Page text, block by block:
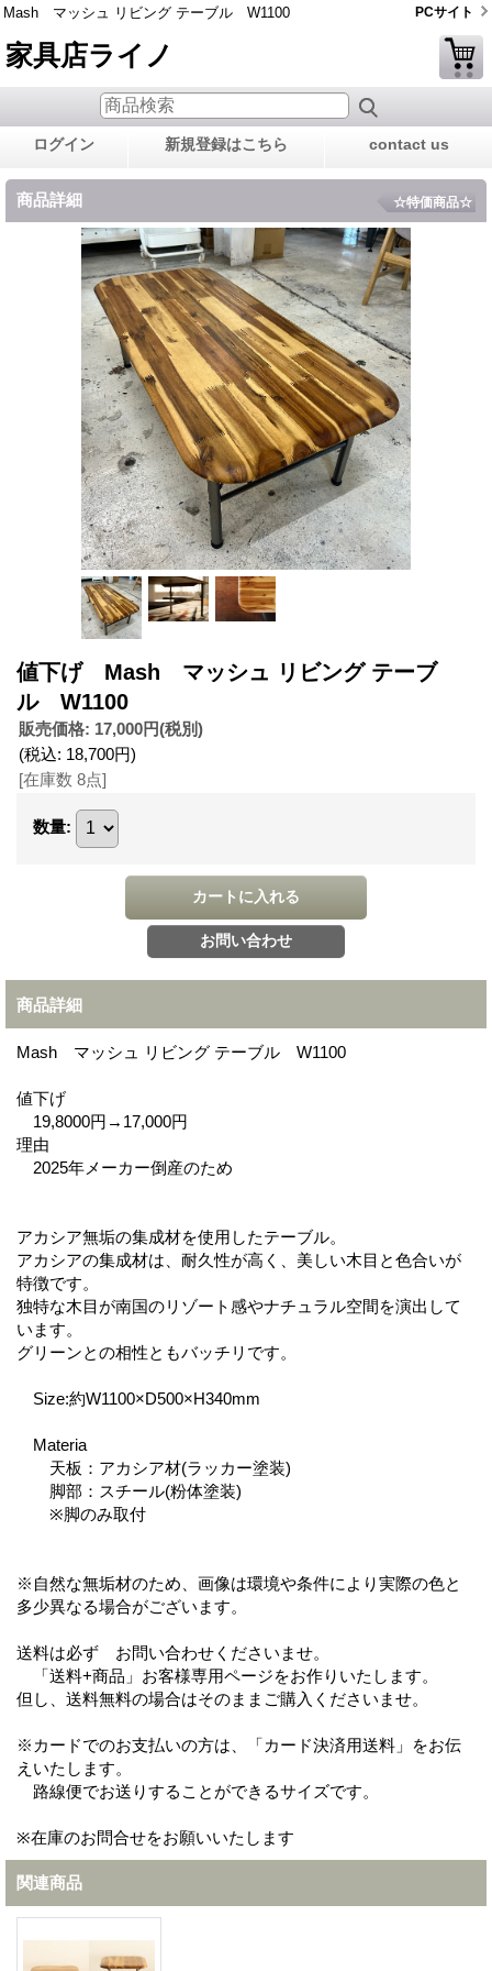
Mash マッシュ リビング テーブル W1100 PCサイト
家具店ライノ
ログイン 新規登録はこちら contact us
商品詳細 ☆特価商品☆
値下げ Mash マッシュ リビング テーブ
ル W1100
販売価格: 17,000円(税別)
(税込: 18,700円)
[在庫数 8点]
数量:
商品詳細
Mash マッシュ リビング テーブル W1100
値下げ
19,8000円→17,000円
理由
2025年メーカー倒産のため
アカシア無垢の集成材を使用したテーブル。
アカシアの集成材は、耐久性が高く、美しい木目と色合いが
特徴です。
独特な木目が南国のリゾート感やナチュラル空間を演出して
います。
グリーンとの相性ともバッチリです。
Size:約W1100×D500×H340mm
Materia
天板：アカシア材(ラッカー塗装)
脚部：スチール(粉体塗装)
※脚のみ取付
※自然な無垢材のため、画像は環境や条件により実際の色と
多少異なる場合がございます。
送料は必ず お問い合わせくださいませ。
「送料+商品」お客様専用ページをお作りいたします。
但し、送料無料の場合はそのままご購入くださいませ。
※カードでのお支払いの方は、「カード決済用送料」をお伝
えいたします。
路線便でお送りすることができるサイズです。
※在庫のお問合せをお願いいたします
関連商品